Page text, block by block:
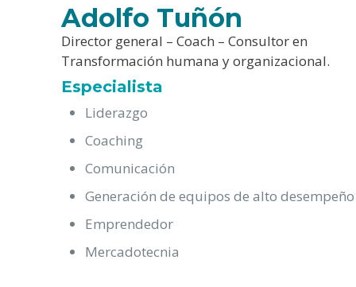
Adolfo Tuñón
Director general – Coach – Consultor en
Transformación humana y organizacional.
Especialista
Liderazgo
Coaching
Comunicación
Generación de equipos de alto desempeño
Emprendedor
Mercadotecnia